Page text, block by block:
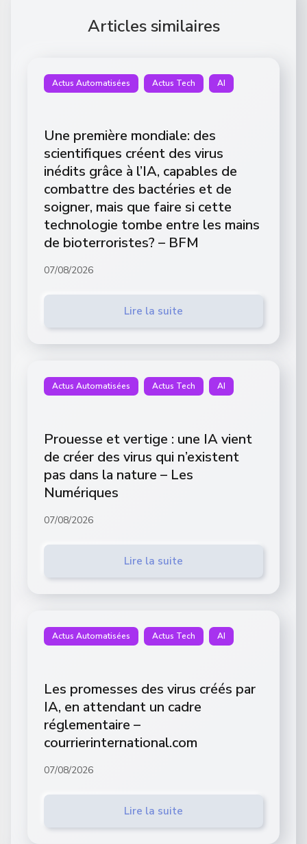
Articles similaires
Actus Automatisées Actus Tech AI
Une première mondiale: des
scientifiques créent des virus
inédits grâce à l’IA, capables de
combattre des bactéries et de
soigner, mais que faire si cette
technologie tombe entre les mains
de bioterroristes? – BFM
07/08/2026
Lire la suite
Actus Automatisées Actus Tech AI
Prouesse et vertige : une IA vient
de créer des virus qui n’existent
pas dans la nature – Les
Numériques
07/08/2026
Lire la suite
Actus Automatisées Actus Tech AI
Les promesses des virus créés par
IA, en attendant un cadre
réglementaire –
courrierinternational.com
07/08/2026
Lire la suite